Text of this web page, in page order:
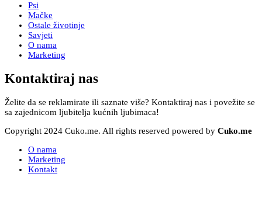
Psi
Mačke
Ostale životinje
Savjeti
O nama
Marketing
Kontaktiraj nas
Želite da se reklamirate ili saznate više? Kontaktiraj nas i povežite se
sa zajednicom ljubitelja kućnih ljubimaca!
Copyright 2024 Cuko.me. All rights reserved powered by Cuko.me
O nama
Marketing
Kontakt